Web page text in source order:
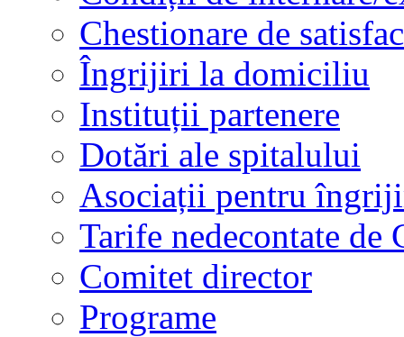
Chestionare de
Îngrijiri la domiciliu
Instituții partenere
Dotări ale spitalului
Asociații pentru
Tarife nedecontate de
Comitet director
Programe